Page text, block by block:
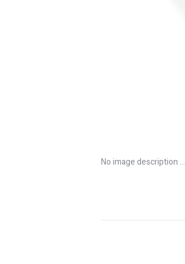
No image description ...